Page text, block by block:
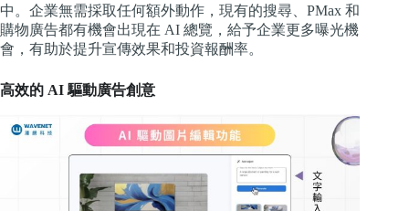
中。企業無需採取任何額外動作，現有的搜尋、PMax 和
購物廣告都有機會出現在 AI 總覽，給予企業更多曝光機
會，有助於提升宣傳效果和投資報酬率。
高效的 AI 驅動廣告創意